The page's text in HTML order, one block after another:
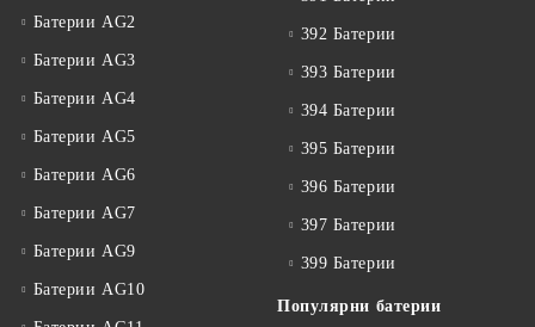
Батерии AG2
Батерии AG3
Батерии AG4
Батерии AG5
Батерии AG6
Батерии AG7
Батерии AG9
Батерии AG10
392 Батерии
393 Батерии
394 Батерии
395 Батерии
396 Батерии
397 Батерии
399 Батерии
Популярни батерии